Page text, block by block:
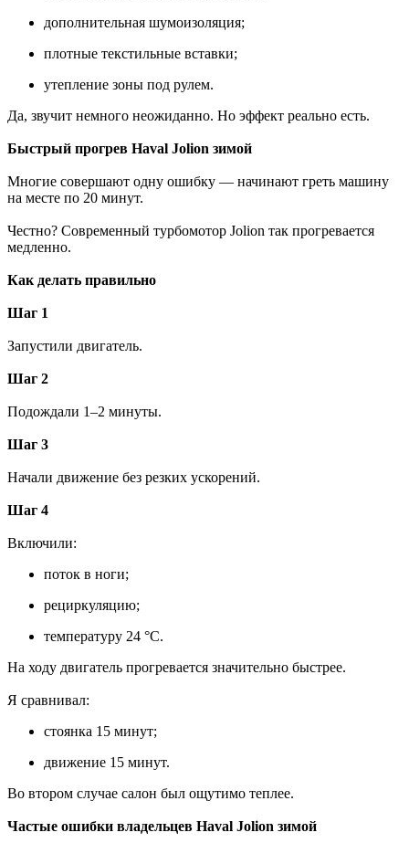
дополнительная шумоизоляция;
плотные текстильные вставки;
утепление зоны под рулем.
Да, звучит немного неожиданно. Но эффект реально есть.
Быстрый прогрев Haval Jolion зимой
Многие совершают одну ошибку — начинают греть машину
на месте по 20 минут.
Честно? Современный турбомотор Jolion так прогревается
медленно.
Как делать правильно
Шаг 1
Запустили двигатель.
Шаг 2
Подождали 1–2 минуты.
Шаг 3
Начали движение без резких ускорений.
Шаг 4
Включили:
поток в ноги;
рециркуляцию;
температуру 24 °C.
На ходу двигатель прогревается значительно быстрее.
Я сравнивал:
стоянка 15 минут;
движение 15 минут.
Во втором случае салон был ощутимо теплее.
Частые ошибки владельцев Haval Jolion зимой